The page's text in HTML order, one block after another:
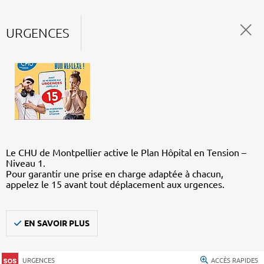
URGENCES
Le CHU de Montpellier active le Plan Hôpital en Tension –
Niveau 1.
Pour garantir une prise en charge adaptée à chacun,
appelez le 15 avant tout déplacement aux urgences.
EN SAVOIR PLUS
URGENCES ACCÈS RAPIDES